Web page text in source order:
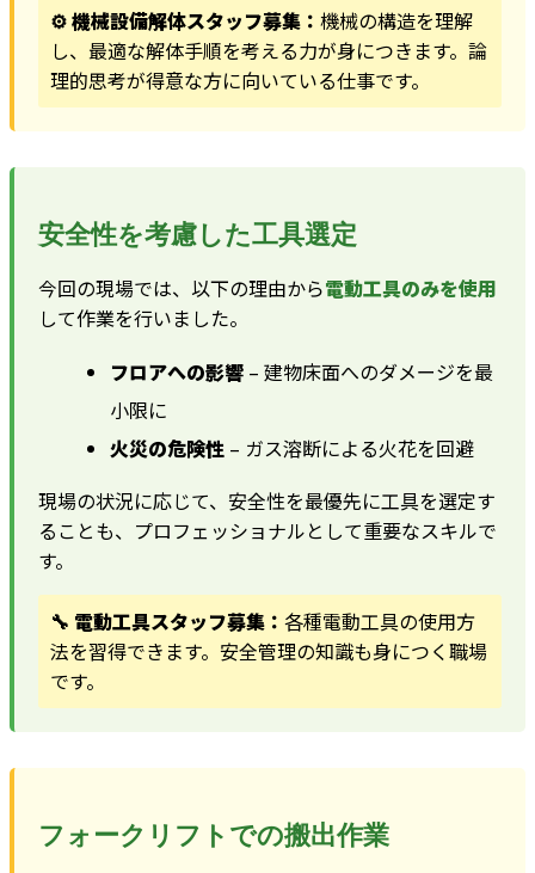
⚙️ 機械設備解体スタッフ募集： 機械の構造を理解
し、最適な解体手順を考える力が身につきます。論
理的思考が得意な方に向いている仕事です。
安全性を考慮した工具選定
今回の現場では、以下の理由から電動工具のみを使用
して作業を行いました。
フロアへの影響 – 建物床面へのダメージを最
小限に
火災の危険性 – ガス溶断による火花を回避
現場の状況に応じて、安全性を最優先に工具を選定す
ることも、プロフェッショナルとして重要なスキルで
す。
🔧 電動工具スタッフ募集： 各種電動工具の使用方
法を習得できます。安全管理の知識も身につく職場
です。
フォークリフトでの搬出作業